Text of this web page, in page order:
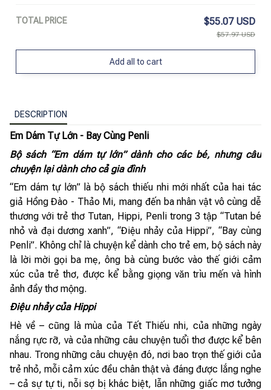
TOTAL PRICE $55.07 USD
$57.97 USD
Add all to cart
DESCRIPTION
Em Dám Tự Lớn - Bay Cùng Penli
Bộ sách “Em dám tự lớn” dành cho các bé, nhưng câu
chuyện lại dành cho cả gia đình
“Em dám tự lớn” là bộ sách thiếu nhi mới nhất của hai tác
giả Hồng Đào - Thảo Mi, mang đến ba nhân vật vô cùng dễ
thương với trẻ thơ Tutan, Hippi, Penli trong 3 tập “Tutan bé
nhỏ và đại dương xanh”, “Điệu nhảy của Hippi”, “Bay cùng
Penli”. Không chỉ là chuyện kể dành cho trẻ em, bộ sách này
là lời mời gọi ba mẹ, ông bà cùng bước vào thế giới cảm
xúc của trẻ thơ, được kể bằng giọng văn trìu mến và hình
ảnh đầy thơ mộng.
Điệu nhảy của Hippi
Hè về – cũng là mùa của Tết Thiếu nhi, của những ngày
nắng rực rỡ, và của những câu chuyện tuổi thơ được kể bên
nhau. Trong những câu chuyện đó, nơi bao trọn thế giới của
trẻ nhỏ, mỗi cảm xúc đều chân thật và đáng được lắng nghe
– cả sự tự ti, nỗi sợ bị khác biệt, lẫn những giấc mơ tưởng